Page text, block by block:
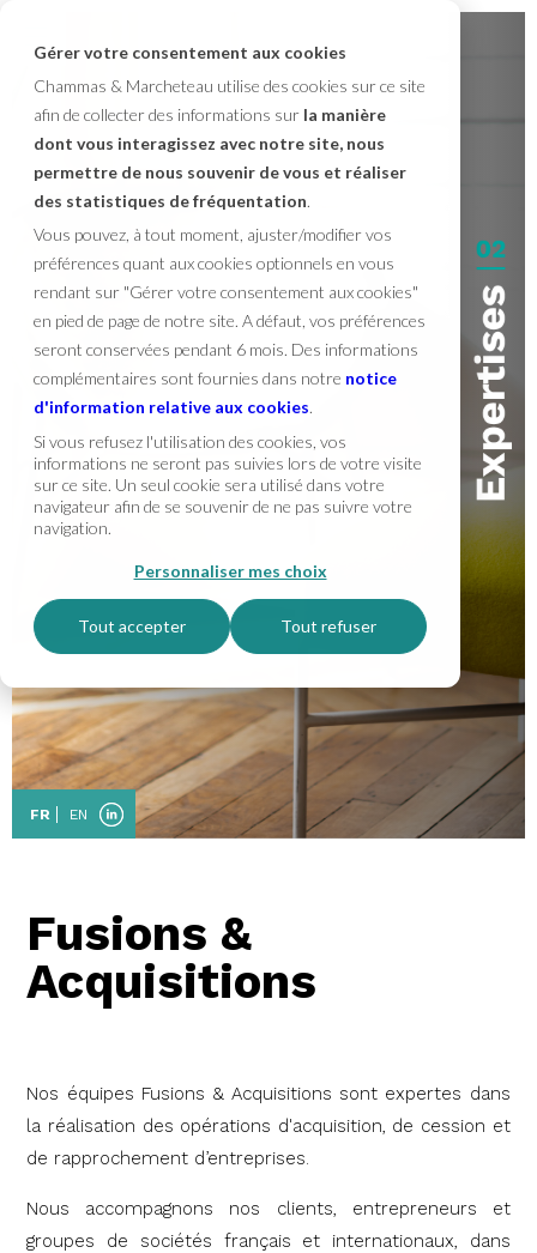
Gérer votre consentement aux cookies
Chammas & Marcheteau utilise des cookies sur ce site
afin de collecter des informations sur la manière
dont vous interagissez avec notre site, nous
permettre de nous souvenir de vous et réaliser
des statistiques de fréquentation.
Vous pouvez, à tout moment, ajuster/modifier vos
préférences quant aux cookies optionnels en vous
rendant sur "Gérer votre consentement aux cookies"
en pied de page de notre site. A défaut, vos préférences
seront conservées pendant 6 mois. Des informations
complémentaires sont fournies dans notre notice
d'information relative aux cookies.
Si vous refusez l'utilisation des cookies, vos
informations ne seront pas suivies lors de votre visite
sur ce site. Un seul cookie sera utilisé dans votre
navigateur afin de se souvenir de ne pas suivre votre
navigation.
Personnaliser mes choix
Tout accepter Tout refuser
FR EN
Fusions &
Acquisitions
Nos équipes Fusions & Acquisitions sont expertes dans
la réalisation des opérations d'acquisition, de cession et
de rapprochement d’entreprises.
Nous accompagnons nos clients, entrepreneurs et
groupes de sociétés français et internationaux, dans